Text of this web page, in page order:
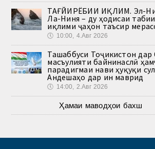
ТАҒЙИРЁБИИ ИҚЛИМ. Эл-
Ла-Ниня – ду ҳодисаи
иқлими ҷаҳон таъсир
🕔 10:00, 4.Авг 2026
Ташаббуси Тоҷикистон
масъулияти байнинаслӣ
парадигмаи нави ҳуқуқи
Андешаҳо дар ин маврид
🕔 14:00, 2.Авг 2026
Ҳамаи маводҳои бахш